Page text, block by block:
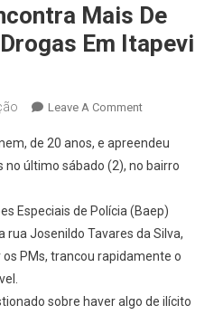
Mais De
Em Itapevi
Leave A CommentOn
Farejador
Encontra
De
800
Porções
Drogas
de 20 anos, e apreendeu
no último sábado (2), no bairro
Especiais de Polícia (Baep)
Josenildo Tavares da Silva,
PMs, trancou rapidamente o
sobre haver algo de ilícito